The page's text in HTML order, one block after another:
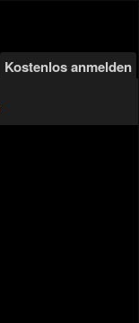
Kostenlos anmelden